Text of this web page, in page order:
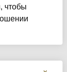
чтобы